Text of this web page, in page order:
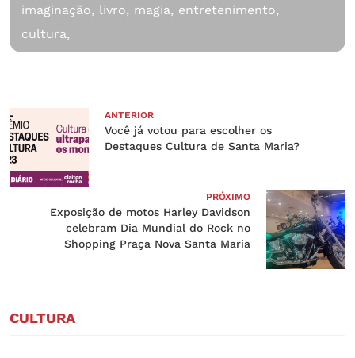
imaginação, livro, magia, entretenimento,
cultura,
ANTERIOR
Você já votou para escolher os
Destaques Cultura de Santa Maria?
PRÓXIMO
Exposição de motos Harley Davidson
celebram Dia Mundial do Rock no
Shopping Praça Nova Santa Maria
CULTURA